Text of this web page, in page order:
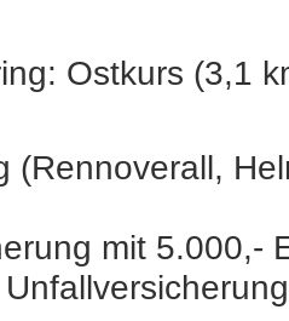
Ostkurs (3,1
(Rennoverall,
mit 5.000,-